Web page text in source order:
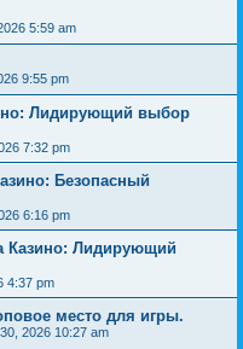
5:59 am
9:55 pm
Лидирующий выбор
7:32 pm
Безопасный
6:16 pm
Казино: Лидирующий
4:37 pm
место для игры.
2026 10:27 am